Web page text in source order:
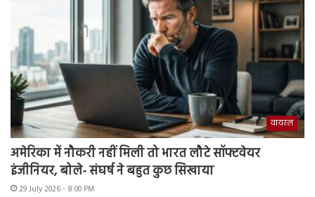
वायरल
अमेरिका में नौकरी नहीं मिली तो भारत लौटे सॉफ्टवेयर
इंजीनियर, बोले- संघर्ष ने बहुत कुछ सिखाया
29 July 2026 - 8:00 PM